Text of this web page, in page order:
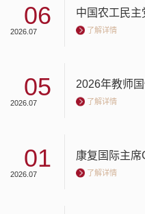
06
2026.07 了解详情
05
2026.07 了解详情
01
2026.07 了解详情